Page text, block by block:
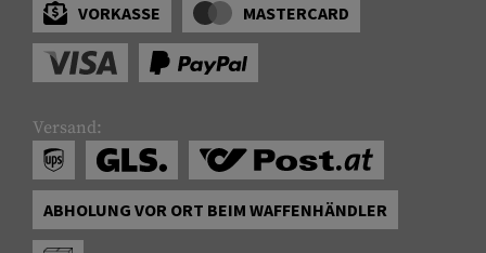
VORKASSE
MASTERCARD
Versand:
ABHOLUNG VOR ORT BEIM WAFFENHÄNDLER